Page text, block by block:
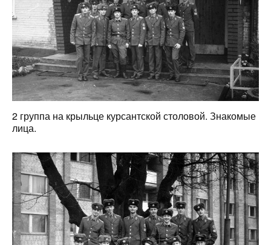
2 группа на крыльце курсантской столовой. Знакомые
лица.